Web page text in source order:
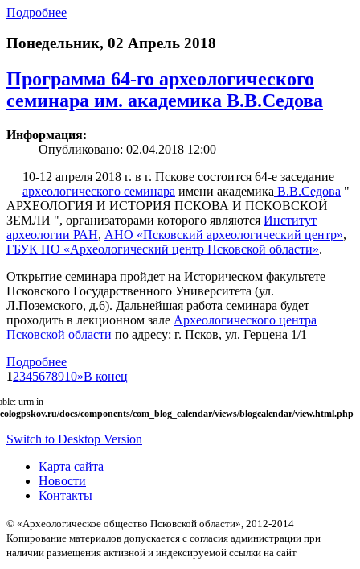
Подробнее
Понедельник, 02 Апрель 2018
Программа 64-го археологического
семинара им. академика В.В.Седова
Информация:
Опубликовано: 02.04.2018 12:00
10-12 апреля 2018 г. в г. Пскове состоится 64-е заседание
археологического семинара имени академика В.В.Седова "
АРХЕОЛОГИЯ И ИСТОРИЯ ПСКОВА И ПСКОВСКОЙ
ЗЕМЛИ ", организаторами которого являются Институт
археологии РАН, АНО «Псковский археологический центр»,
ГБУК ПО «Археологический центр Псковской области».
Открытие семинара пройдет на Историческом факультете
Псковского Государственного Университета (ул.
Л.Поземского, д.6). Дальнейшая работа семинара будет
проходить в лекционном зале Археологического центра
Псковской области по адресу: г. Псков, ул. Герцена 1/1
Подробнее
12345678910»В конец
urm in
docs/components/com_blog_calendar/views/blogcalendar/view.html.php
Switch to Desktop Version
Карта сайта
Новости
Контакты
© «Археологическое общество Псковской области», 2012-2014
Копирование материалов допускается с согласия администрации при
наличии размещения активной и индексируемой ссылки на сайт